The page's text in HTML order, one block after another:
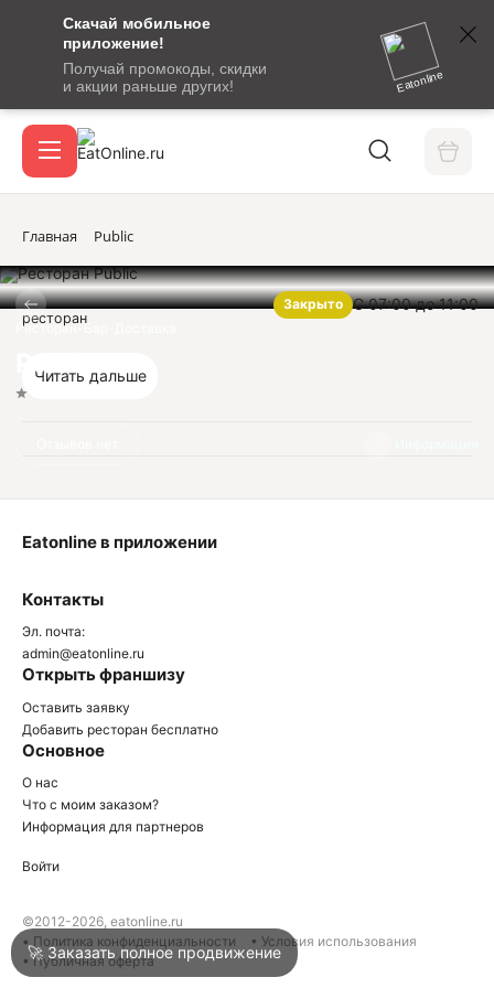
Скачай мобильное
приложение!
Получай промокоды, скидки
и акции раньше других!
Eatonline
сообщение
кодом
подтверждения
Вход / регистрация
Акции
Войти
Написать в техподдержку
Главная Public
Закрыто С 07:00 до 11:00
Ресторан-Бар-Доставка
Public
ресторан
Читать дальше
Контакты
Эл. почта:
admin@eatonline.ru
Открыть франшизу
Оставить заявку
Добавить ресторан бесплатно
Основное
О нас
Что с моим заказом?
Информация для партнеров
Eatonline в приложении
Войти
©2012-2026, eatonline.ru
• Политика конфиденциальности
• Условия использования
• Публичная оферта
🚀 Заказать полное продвижение